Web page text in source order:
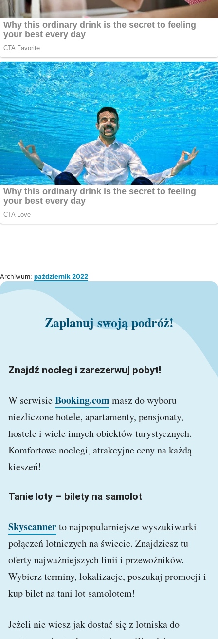
Archiwum: październik 2022
Zaplanuj swoją podróż!
Znajdź nocleg i zarezerwuj pobyt!
W serwisieBooking.commasz do wyboru
niezliczone hotele, apartamenty, pensjonaty,
hostele i wiele innych obiektów turystycznych.
Komfortowe noclegi, atrakcyjne ceny na każdą
kieszeń!
Tanie loty – bilety na samolot
Skyscannerto najpopularniejsze wyszukiwarki
połączeń lotniczych na świecie. Znajdziesz tu
oferty najważniejszych linii i przewoźników.
Wybierz terminy, lokalizacje, poszukaj promocji i
kup bilet na tani lot samolotem!
Jeżeli nie wiesz jak dostać się z lotniska do